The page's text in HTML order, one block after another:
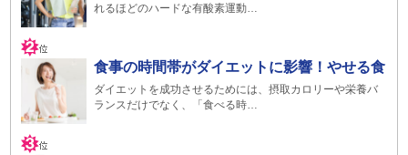
れるほどのハードな有酸素運動…
食事の時間帯がダイエットに影響！やせる食
ダイエットを成功させるためには、摂取カロリーや栄養バ
ランスだけでなく、「食べる時…